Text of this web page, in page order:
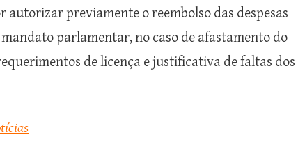
autorizar previamente o reembolso das despesas
parlamentar, no caso de afastamento do
de licença e justificativa de faltas dos